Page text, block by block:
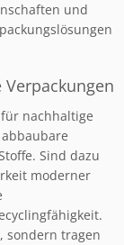
und
nachhaltige
Sind dazu
moderner
sondern tragen